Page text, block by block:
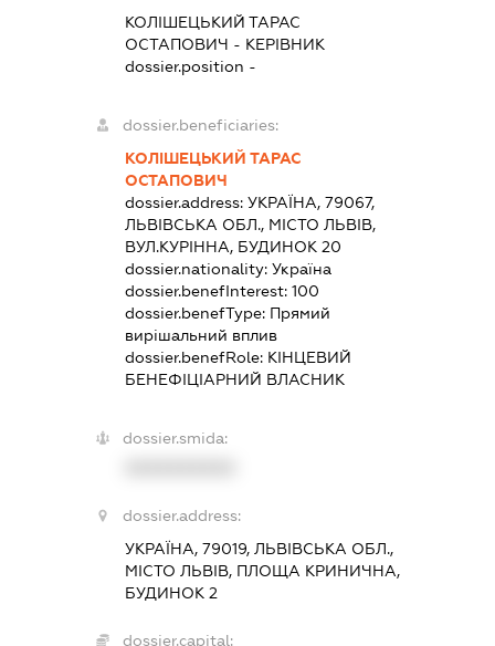
КОЛІШЕЦЬКИЙ ТАРАС
ОСТАПОВИЧ - КЕРІВНИК
dossier.position -
dossier.beneficiaries:
КОЛІШЕЦЬКИЙ ТАРАС
ОСТАПОВИЧ
dossier.address: УКРАЇНА, 79067,
ЛЬВІВСЬКА ОБЛ., МІСТО ЛЬВІВ,
ВУЛ.КУРІННА, БУДИНОК 20
dossier.nationality: Україна
dossier.benefInterest: 100
dossier.benefType: Прямий
вирішальний вплив
dossier.benefRole: КІНЦЕВИЙ
БЕНЕФІЦІАРНИЙ ВЛАСНИК
dossier.smida:
dossier.address:
УКРАЇНА, 79019, ЛЬВІВСЬКА ОБЛ.,
МІСТО ЛЬВІВ, ПЛОЩА КРИНИЧНА,
БУДИНОК 2
dossier.capital: